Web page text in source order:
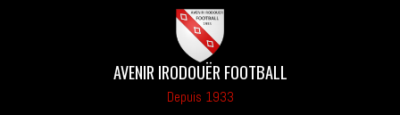
AVENIR IRODOUËR FOOTBALL
Depuis 1933